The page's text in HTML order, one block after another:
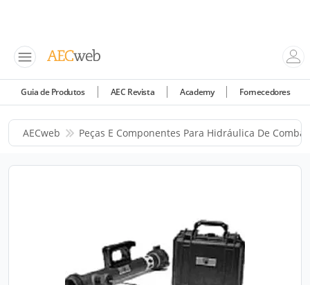
Guia de Produtos AEC Revista Academy Fornecedores
AECweb Peças E Componentes Para Hidráulica De